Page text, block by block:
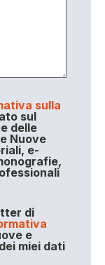
sulla
sul
delle
Nuove
e-
di
e
miei dati